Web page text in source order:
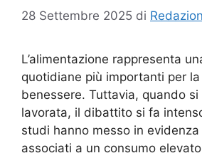
28 Settembre 2025 di
L’alimentazione rappresenta
quotidiane più importanti per
benessere. Tuttavia, quando
lavorata, il dibattito si fa
studi hanno messo in
associati a un consumo